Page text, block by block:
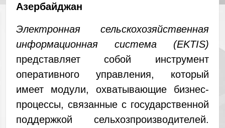
Азербайджан
Электронная сельскохозяйственная
информационная система (EKTIS)
представляет собой инструмент
оперативного управления, который
имеет модули, охватывающие бизнес-
процессы, связанные с государственной
поддержкой сельхозпроизводителей.